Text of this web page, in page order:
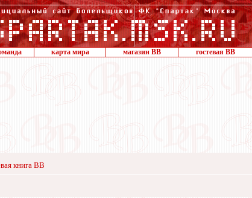
карта мира магазин ВВ гостевая ВВ
книга ВВ